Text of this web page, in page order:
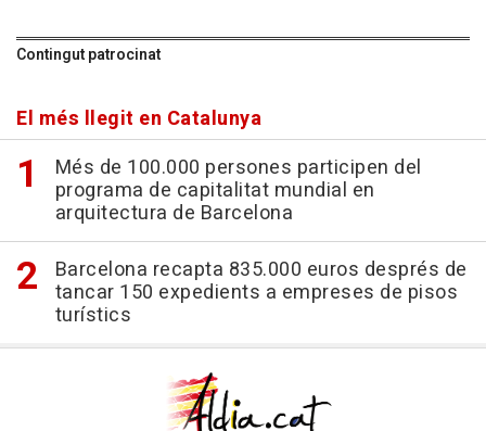
Contingut patrocinat
El més llegit en Catalunya
Més de 100.000 persones participen del
programa de capitalitat mundial en
arquitectura de Barcelona
Barcelona recapta 835.000 euros després de
tancar 150 expedients a empreses de pisos
turístics